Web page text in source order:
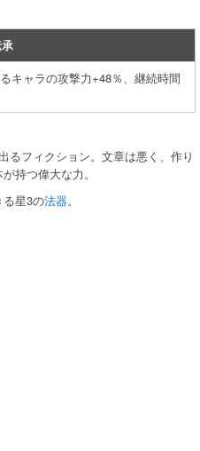
キャラの攻撃力+48％、継続時間
るフィクション。文章は悪く、作り
持つ偉大な力。
星3の法器。